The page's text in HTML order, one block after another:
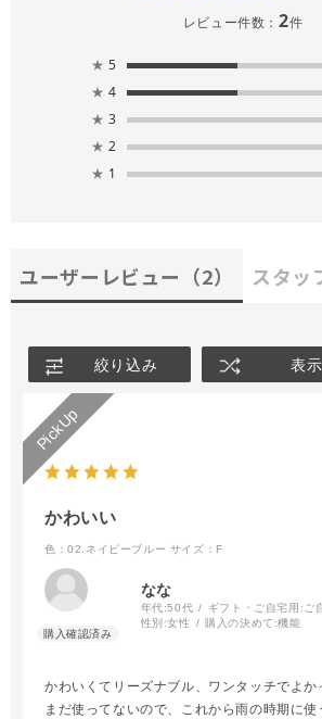
レビュー件数： 2件
★ 5
★ 4
★ 3
★ 2
★ 1
ユーザーレビュー （2） スタッ
絞り込み 表
かわいい
色：02.ネイビーブルー サイズ：F
なな
年代:50代 ギフト・ご自宅用: ご
性別:女性 購入の決めて:機能
かわいくてリーズナブル、ワンタッチでよか
まだ使ってないので、これから雨の時期に使